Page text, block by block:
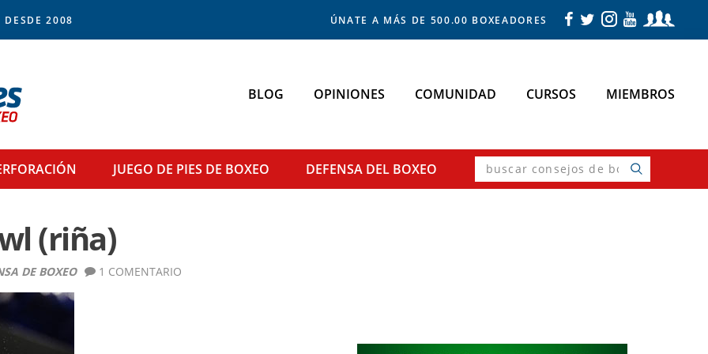
DESDE 2008 ÚNATE A MÁS DE 500.00 BOXEADORES
BLOG OPINIONES COMUNIDAD CURSOS MIEMBROS
JUEGO DE PIES DE BOXEO DEFENSA DEL BOXEO buscar
consejos
de
boxeo
(riña)
DE BOXEO 1 COMENTARIO